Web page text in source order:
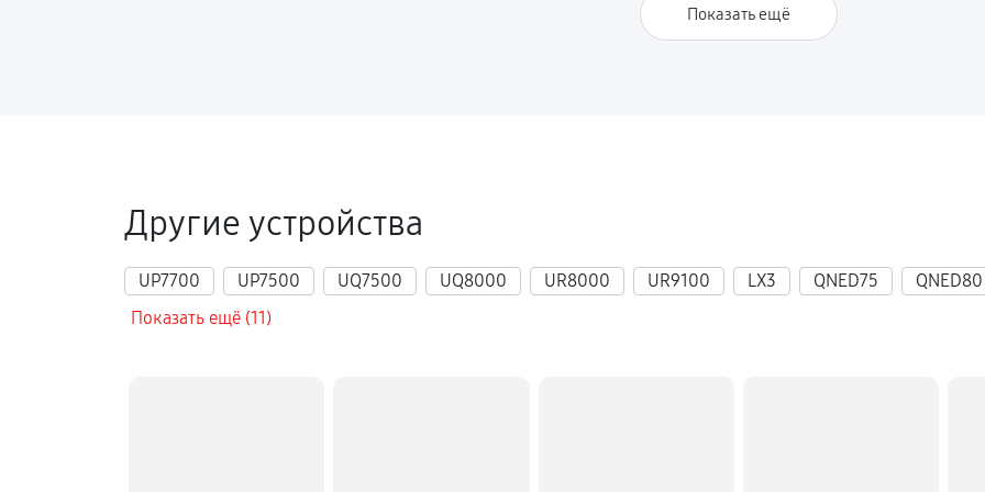
Показать ещё
Другие устройства
UP7700 UP7500 UQ7500 UQ8000 UR8000 UR9100 LX3 QNED75
QNED80
Показать ещё (11)